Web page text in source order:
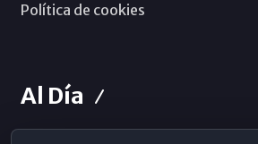
Política de cookies
Al Día